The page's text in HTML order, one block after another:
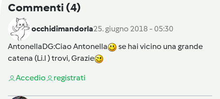
Commenti (4)
occhidimandorla25. giugno 2018 - 05:30
AntonellaDG:Ciao Antonella
se hai vicino una grande
catena (Li.l ) trovi, Grazie
Accedio registrati